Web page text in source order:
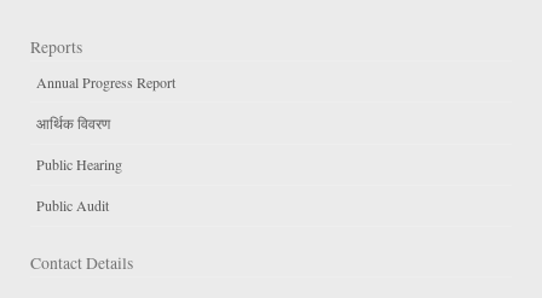
Reports
Annual Progress Report
आर्थिक विवरण
Public Hearing
Public Audit
Contact Details